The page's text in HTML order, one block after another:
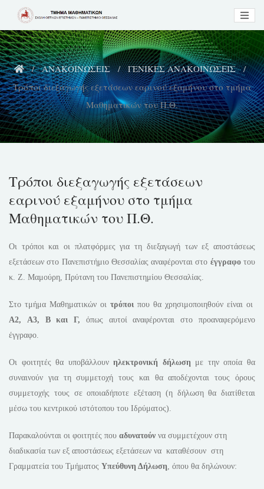
content
ΑΝΑΚΟΙΝΩΣΕΙΣ
ΓΕΝΙΚΕΣ ΑΝΑΚΟΙΝΩΣΕΙΣ
Τρόποι διεξαγωγής εξετάσεων εαρινού εξαμήνου στο τμήμα
Μαθηματικών του Π.Θ.
Τρόποι διεξαγωγής εξετάσεων
εαρινού εξαμήνου στο τμήμα
Μαθηματικών του Π.Θ.
Οι τρόποι και οι πλατφόρμες για τη διεξαγωγή των εξ αποστάσεως
εξετάσεων στο Πανεπιστήμιο Θεσσαλίας αναφέρονται στο έγγραφοτου
κ. Ζ. Μαμούρη, Πρύτανη του Πανεπιστημίου Θεσσαλίας.
Στο τμήμα Μαθηματικών οι τρόποιπου θα χρησιμοποιηθούν είναι οι
Α2, A3, Β και Γ, όπως αυτοί αναφέρονται στο προαναφερόμενο
έγγραφο.
Οι φοιτητές θα υποβάλλουνηλεκτρονική δήλωση με την οποία θα
συναινούν για τη συμμετοχή τους και θα αποδέχονται τους όρους
συμμετοχής τους σε οποιαδήποτε εξέταση (η δήλωση θα διατίθεται
μέσω του κεντρικού ιστότοπου του Ιδρύματος).
Παρακαλούνται οι φοιτητές που αδυνατούν να συμμετέχουν στη
διαδικασία των εξ αποστάσεως εξετάσεων να καταθέσουν στη
Γραμματεία του Τμήματος Υπεύθυνη Δήλωση, όπου θα δηλώνουν: